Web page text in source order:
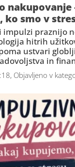
nakupovanje
ko smo v
impulzi praznijo
hitrih
ustvari
in
Objavljeno v